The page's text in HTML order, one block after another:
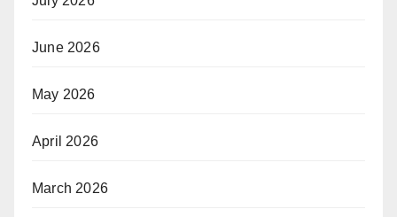
June 2026
May 2026
April 2026
March 2026